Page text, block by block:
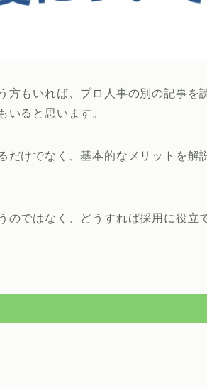
方もいれば、プロ人事の別の記事を
いると思います。
だけでなく、基本的なメリットを解
のではなく、どうすれば採用に役立